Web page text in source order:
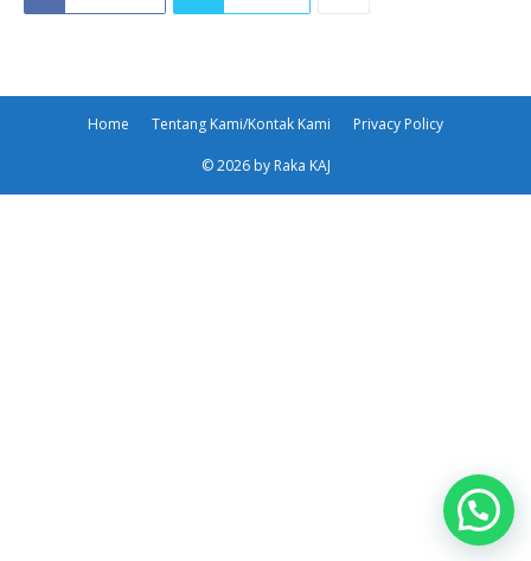
Home Tentang Kami/Kontak Kami Privacy Policy
© 2026 by Raka KAJ